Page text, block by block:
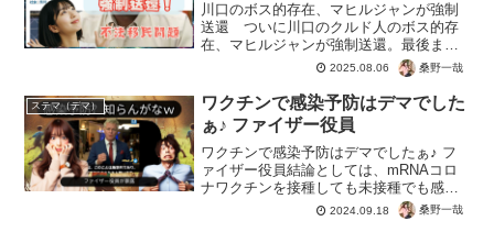
川口のボス的存在、マヒルジャンが強制
送還 ついに川口のクルド人のボス的存
在、マヒルジャンが強制送還。最後まで
「入管を爆破せよ」と暴力的な態度を固
持。これで少しは川口をはじめとした、
埼玉県の治安は良くなるといいですね。
ただ不法移民というだけで...
2025.08.06 桑野一哉
ステマ（デマ）
ワクチンで感染予防はデマでした
ぁ♪ ファイザー役員
ワクチンで感染予防はデマでしたぁ♪ フ
ァイザー役員結論としては、mRNAコロ
ナワクチンを接種しても未接種でも感染
する。ファイザーの役員は実験も行わ
ず。まぁmRNA自体が人類初の接種なの
2024.09.18 桑野一哉